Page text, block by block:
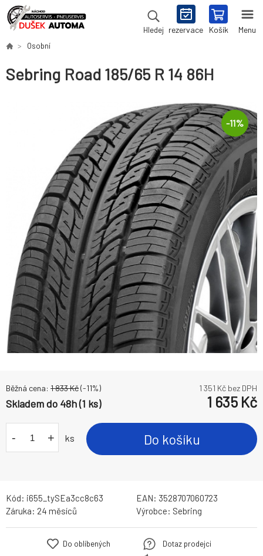
Hledej rezervace Košík Menu
Osobní
Sebring Road 185/65 R 14 86H
-11%
Běžná cena: 1 833Kč(-11%) 1 351 Kč bez DPH
Skladem do 48h (1 ks) 1 635 Kč
- + ks Do košíku
Kód: i655_tySEa3cc8c63 EAN: 3528707060723
Záruka: 24 měsíců Výrobce: Sebring
Do oblíbených
Dotaz prodejci